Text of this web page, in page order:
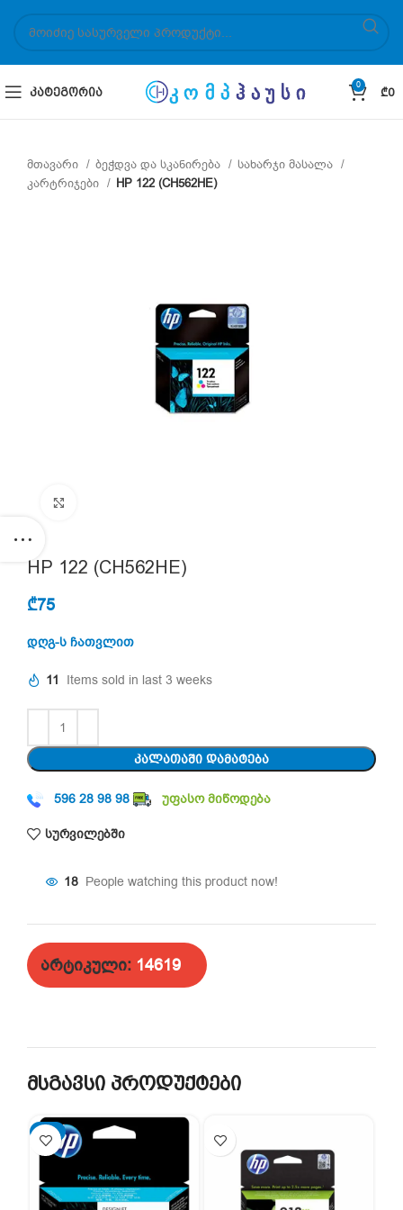
ᲙᲐᲢᲔᲒᲝᲠᲘᲐ
0
₾0
მთავარი ბეჭდვა და სკანირება
სახარჯი მასალა
კარტრიჯები
HP 122 (CH562HE)
HP 122 (CH562HE)
₾75
დღგ-ს ჩათვლით
11 Items sold in last 3 weeks
ᲙᲐᲚᲐᲗᲐᲨᲘ ᲓᲐᲛᲐᲢᲔᲑᲐ
596 28 98 98 უფასო მიწოდება
სურვილებში
18 People watching this product now!
არტიკული: 14619
მსგავსი პროდუქტები
-2%